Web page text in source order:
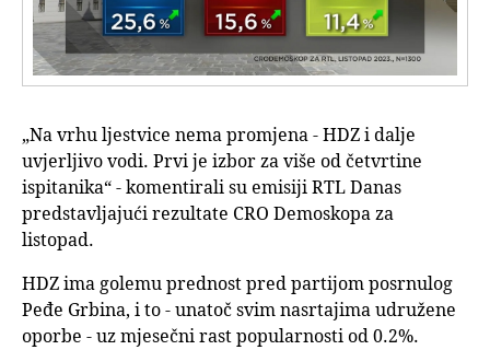
„Na vrhu ljestvice nema promjena - HDZ i dalje
uvjerljivo vodi. Prvi je izbor za više od četvrtine
ispitanika“ - komentirali su emisiji RTL Danas
predstavljajući rezultate CRO Demoskopa za
listopad.
HDZ ima golemu prednost pred partijom posrnulog
Peđe Grbina, i to - unatoč svim nasrtajima udružene
oporbe - uz mjesečni rast popularnosti od 0.2%.